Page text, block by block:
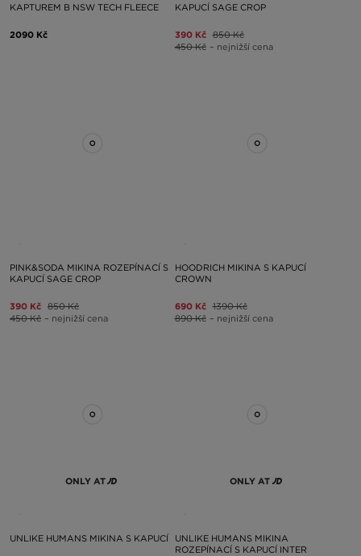
KAPTUREM B NSW TECH FLEECE
2090 Kč
KAPUCÍ SAGE CROP
390 Kč 850 Kč
450 Kč – nejnižší cena
PINK&SODA MIKINA ROZEPÍNACÍ S
KAPUCÍ SAGE CROP
390 Kč 850 Kč
450 Kč – nejnižší cena
HOODRICH MIKINA S KAPUCÍ
CROWN
690 Kč 1390 Kč
890 Kč – nejnižší cena
ONLY AT
UNLIKE HUMANS MIKINA S KAPUCÍ
ONLY AT
UNLIKE HUMANS MIKINA
ROZEPÍNACÍ S KAPUCÍ INTER